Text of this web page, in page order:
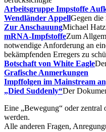
Arbeitsgruppe Impstoffe
Wendländer AppellGegen
Zur AnschauungMichael
mRNA-ImpfstoffeZum
notwendige Anforderung an
bekämpfenden Erregers zu
Botschaft von White Eagle
Grafische Anmerkungen
Impffolgen im Mainstream
„Died Suddenly“Der
Eine „Bewegung“ oder
werden.
Alle anderen Fragen,